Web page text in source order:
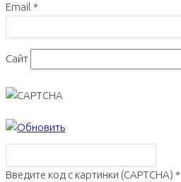
Email *
Сайт
Введите код с картинки (CAPTCHA) *